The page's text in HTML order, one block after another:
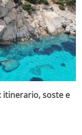
itinerario, soste e